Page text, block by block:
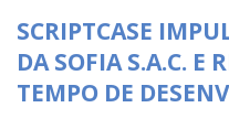
SCRIPTCASE
DA SOFIA S.A.C. E
TEMPO DE